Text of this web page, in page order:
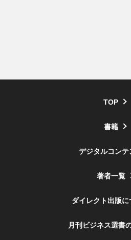
TOP
書籍
デジタルコンテ
著者一覧
ダイレクト出版に
月刊ビジネス選書